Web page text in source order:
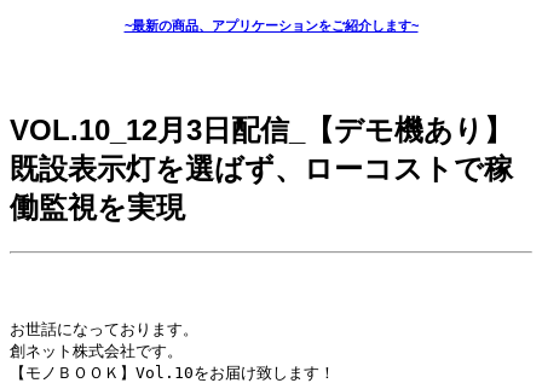
~最新の商品、アプリケーションをご紹介します~
VOL.10_12月3日配信_【デモ機あり】
既設表示灯を選ばず、ローコストで稼
働監視を実現
お世話になっております。
創ネット株式会社です。
【モノＢＯＯＫ】Vol.10をお届け致します！